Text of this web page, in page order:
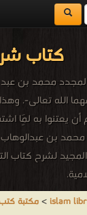
كتاب
محمد بن
الله تعالى-.
يعتنوا به لِمَا
بن عبدالوهاب
لشرح كتاب
islam
>مكتبة